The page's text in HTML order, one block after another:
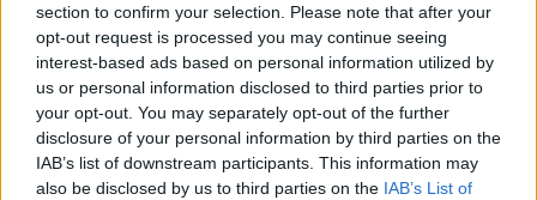
section to confirm your selection. Please note that after your
opt-out request is processed you may continue seeing
interest-based ads based on personal information utilized by
us or personal information disclosed to third parties prior to
your opt-out. You may separately opt-out of the further
disclosure of your personal information by third parties on the
IAB’s list of downstream participants. This information may
also be disclosed by us to third parties on the IAB’s List of